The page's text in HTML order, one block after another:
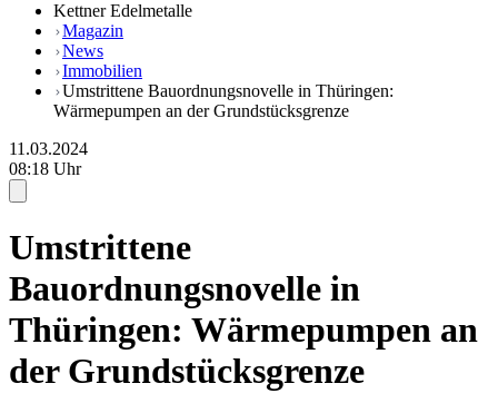
Kettner Edelmetalle
Magazin
News
Immobilien
Umstrittene Bauordnungsnovelle in Thüringen:
Wärmepumpen an der Grundstücksgrenze
11.03.2024
08:18 Uhr
Umstrittene
Bauordnungsnovelle in
Thüringen: Wärmepumpen an
der Grundstücksgrenze